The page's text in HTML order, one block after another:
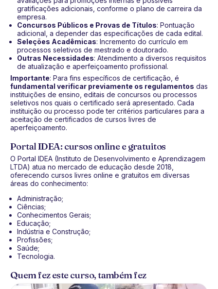
gratificações adicionais, conforme o plano de carreira da
empresa.
Concursos Públicos e Provas de Títulos: Pontuação
adicional, a depender das especificações de cada edital.
Seleções Acadêmicas: Incremento do currículo em
processos seletivos de mestrado e doutorado.
Outras Necessidades: Atendimento a diversos requisitos
de atualização e aperfeiçoamento profissional.
Importante: Para fins específicos de certificação, é
fundamental verificar previamente os regulamentos das
instituições de ensino, editais de concursos ou processos
seletivos nos quais o certificado será apresentado. Cada
instituição ou processo pode ter critérios particulares para a
aceitação de certificados de cursos livres de
aperfeiçoamento.
Portal IDEA: cursos online e gratuitos
O Portal IDEA (Instituto de Desenvolvimento e Aprendizagem
LTDA) atua no mercado de educação desde 2018,
oferecendo cursos livres online e gratuitos em diversas
áreas do conhecimento:
Administração;
Ciências;
Conhecimentos Gerais;
Educação;
Indústria e Construção;
Profissões;
Saúde;
Tecnologia.
Quem fez este curso, também fez